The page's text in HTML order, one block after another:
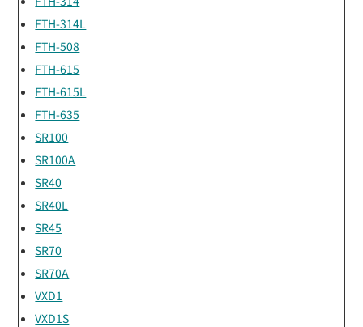
FTH-314L
FTH-508
FTH-615
FTH-615L
FTH-635
SR100
SR100A
SR40
SR40L
SR45
SR70
SR70A
VXD1
VXD1S